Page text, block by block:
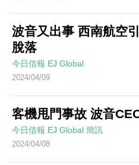
波音又出事 西南航空
脫落
今日信報 EJ Global
2024/04/09
客機甩門事故 波音
今日信報 EJ Global 簡訊
2024/04/08